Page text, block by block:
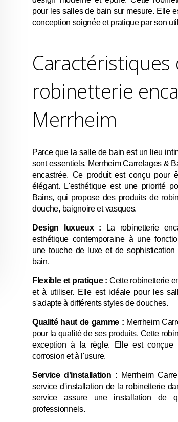
pour les salles de bain sur mesure. Elle
conception soignée et pratique par son
Caractéristiques
robinetterie
Merrheim
Parce que la salle de bain est un lieu
sont essentiels, Merrheim Carrelages &
encastrée. Ce produit est conçu pour
élégant. L'esthétique est une priorité
Bains, qui propose des produits de
douche, baignoire et vasques.
Design luxueux : La robinetterie
esthétique contemporaine à une
une touche de luxe et de
bain.
Flexible et pratique : Cette robinetterie
et à utiliser. Elle est idéale pour les
s'adapte à différents styles de douches.
Qualité haut de gamme : Merrheim
pour la qualité de ses produits. Cette
exception à la règle. Elle est
corrosion et à l'usure.
Service d'installation : Merrheim
service d'installation de la robinetterie
service assure une installation de
professionnels.